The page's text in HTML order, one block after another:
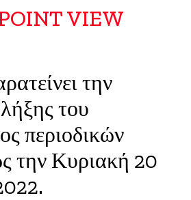
VIEW
την
του
περιοδικών
την Κυριακή 20